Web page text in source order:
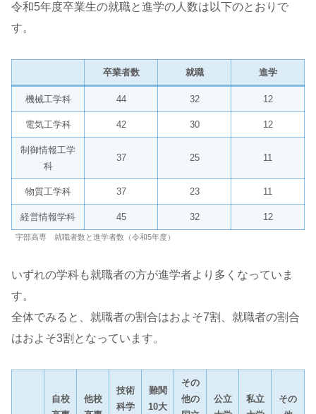
令和5年度卒業生の就職と進学の人数は以下のとおりで
す。
卒業者数 就職 進学
機械工学科 44 32 12
電気工学科 42 30 12
制御情報工学
科
37 25 11
物質工学科 37 23 11
経営情報学科 45 32 12
宇部高専 就職者数と進学者数（令和5年度）
いずれの学科も就職者の方が進学者より多くなっていま
す。
全体でみると、就職者の割合はおよそ7割、就職者の割合
はおよそ3割となっています。
自校
他校
技術
科学
難関
10大
その
他の
公立
私立
その